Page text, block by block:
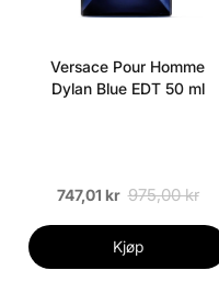
Versace Pour Homme
Dylan Blue EDT 50 ml
747,01 kr 975,00 kr
Kjøp